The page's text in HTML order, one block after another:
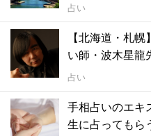
占い
【北海道・札
い師・波木星龍
占い
手相占いのエキ
生に占ってもら